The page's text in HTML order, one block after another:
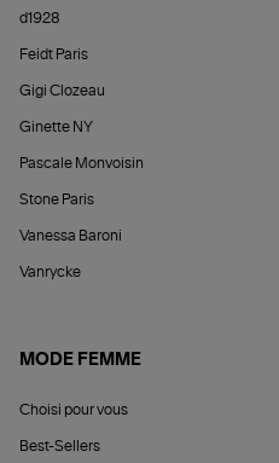
d1928
Feidt Paris
Gigi Clozeau
Ginette NY
Pascale Monvoisin
Stone Paris
Vanessa Baroni
Vanrycke
MODE FEMME
Choisi pour vous
Best-Sellers